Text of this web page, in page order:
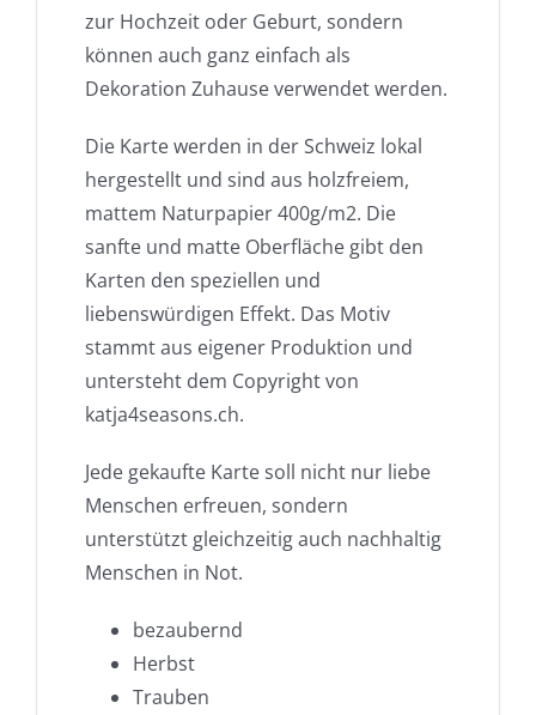
zur Hochzeit oder Geburt, sondern
können auch ganz einfach als
Dekoration Zuhause verwendet werden.
Die Karte werden in der Schweiz lokal
hergestellt und sind aus holzfreiem,
mattem Naturpapier 400g/m2. Die
sanfte und matte Oberfläche gibt den
Karten den speziellen und
liebenswürdigen Effekt. Das Motiv
stammt aus eigener Produktion und
untersteht dem Copyright von
katja4seasons.ch.
Jede gekaufte Karte soll nicht nur liebe
Menschen erfreuen, sondern
unterstützt gleichzeitig auch nachhaltig
Menschen in Not.
bezaubernd
Herbst
Trauben